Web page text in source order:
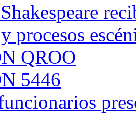
procesos
QROO
5446